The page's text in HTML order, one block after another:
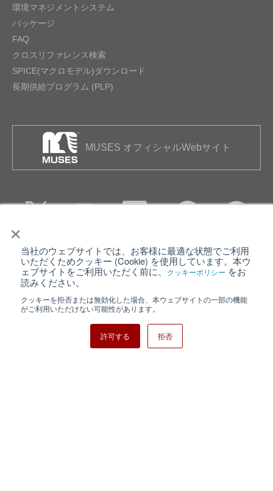
×
当社のウェブサイトでは、お客様に最適な状態でご利用
いただくためクッキー (Cookie) を使用しています。本ウ
ェブサイトをご利用いただく前に、
クッキーポリシー をお
読みください。
クッキーを拒否または無効化した場合、本ウェブサイトの一部の機能
がご利用いただけない可能性があります。
許可する 拒否
環境マネジメントシステム
パッケージ
FAQ
クロスリファレンス検索
SPICE(マクロモデル)ダウンロード
長期供給プログラム (PLP)
MUSES オフィシャルWebサイト
個人情報保護について ウェブサイト利用規約
クッキーポリシー
日清紡ホールディングス
Copyright ⓒ Nisshinbo Micro Devices Inc. All Rights Reserved.